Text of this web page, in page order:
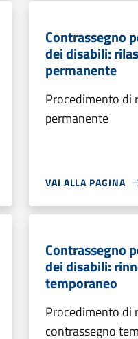
Contrassegno
dei disabili:
permanente
Procedimento di
permanente
VAI ALLA PAGINA
Contrassegno
dei disabili:
temporaneo
Procedimento di
contrassegno